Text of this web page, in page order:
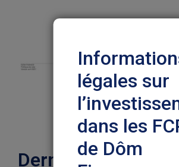
Dernières actualités
légales sur
dans les
de Dôm